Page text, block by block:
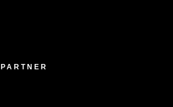
PARTNER